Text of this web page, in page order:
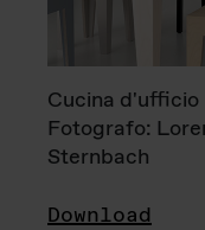
Cucina d'ufficio
Fotografo:
Sternbach
Download